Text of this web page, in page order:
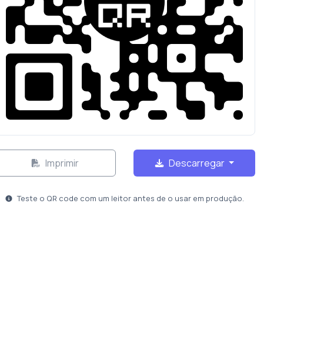
Imprimir Descarregar
Teste o QR code com um leitor antes de o usar em produção.